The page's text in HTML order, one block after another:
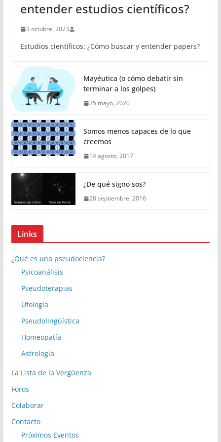
entender estudios científicos?
3 octubre, 2023
Estudios científicos: ¿Cómo buscar y entender papers?
Mayéutica (o cómo debatir sin
terminar a los golpes)
25 mayo, 2020
Somos menos capaces de lo que
creemos
14 agosto, 2017
¿De qué signo sos?
28 septiembre, 2016
Links
¿Qué es una pseudociencia?
Psicoanálisis
Pseudoterapias
Ufología
Pseudolingüística
Homeopatía
Astrología
La Lista de la Vergüenza
Foros
Colaborar
Contacto
Próximos Eventos